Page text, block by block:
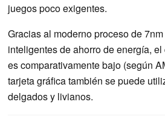
juegos poco exigentes.
Gracias al moderno proceso de
inteligentes de ahorro de energía,
es comparativamente bajo (según
tarjeta gráfica también se puede
delgados y livianos.